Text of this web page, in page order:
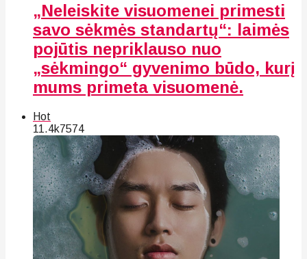
„Neleiskite visuomenei primesti
savo sėkmės standartų“: laimės
pojūtis nepriklauso nuo
„sėkmingo“ gyvenimo būdo, kurį
mums primeta visuomenė.
Hot
11.4k7574